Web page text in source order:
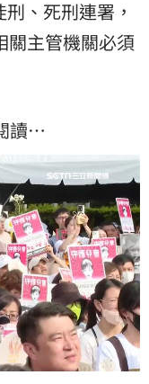
、死刑連署，
關主管機關必須
讀…